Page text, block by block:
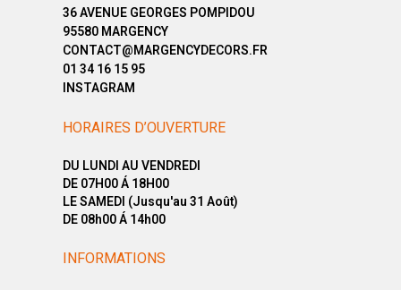
36 AVENUE GEORGES POMPIDOU
95580 MARGENCY
CONTACT@MARGENCYDECORS.FR
01 34 16 15 95
INSTAGRAM
HORAIRES D’OUVERTURE
DU LUNDI AU VENDREDI
DE 07H00 Á 18H00
LE SAMEDI (Jusqu'au 31 Août)
DE 08h00 Á 14h00
INFORMATIONS